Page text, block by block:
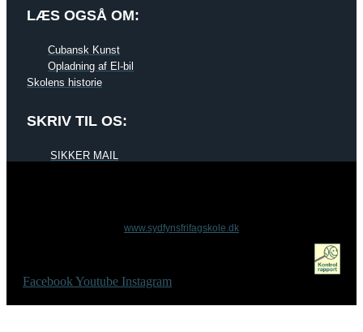
LÆS OGSÅ OM:
Cubansk Kunst
Opladning af El-bil
Skolens historie
SKRIV TIL OS:
SIKKER MAIL
www.sydfynsfrifagskole.dk
Facebook Youtube Instagram